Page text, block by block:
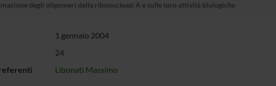
degli oligomeri della ribonucleasi A e sulle loro attività biologiche
1 gennaio 2004
24
Libonati Massimo